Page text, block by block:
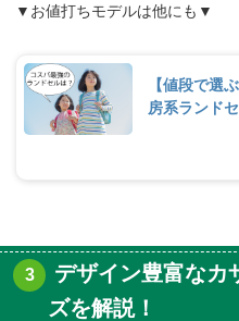
▼お値打ちモデルは他にも▼
【値段で選
房系ランド
デザイン豊富なカ
ズを解説！